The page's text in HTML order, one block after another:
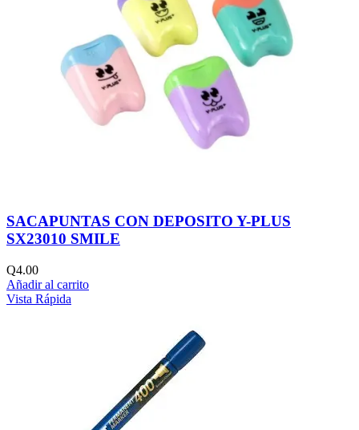
SACAPUNTAS CON DEPOSITO Y-PLUS
SX23010 SMILE
Q4.00
Añadir al carrito
Vista Rápida